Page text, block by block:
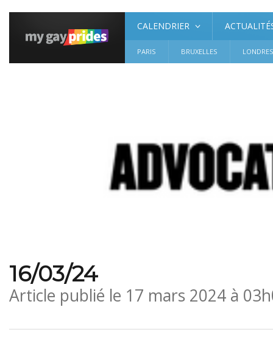
CALENDRIER
PARIS BRUXELLES LONDRES
16/03/24
Article publié le 17 mars 2024 à